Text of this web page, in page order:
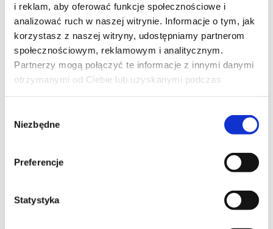
i reklam, aby oferować funkcje społecznościowe i
analizować ruch w naszej witrynie. Informacje o tym, jak
korzystasz z naszej witryny, udostępniamy partnerom
społecznościowym, reklamowym i analitycznym.
Partnerzy mogą połączyć te informacje z innymi danymi
otrzymanymi od Ciebie lub uzyskanymi podczas
zgody
Niezbędne
Preferencje
Statystyka
Pasażer
Młoda para, która była świadkiem makabrycznego wypadku na
*******